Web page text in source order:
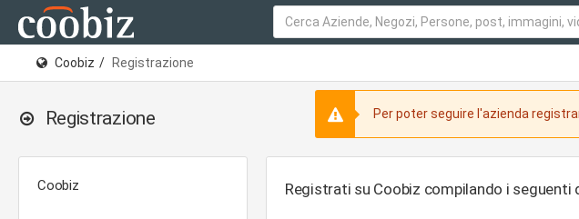
Coobiz Registrazione
Registrazione Per poter seguire l'azienda
Coobiz Registrati su Coobiz compilando i seguenti